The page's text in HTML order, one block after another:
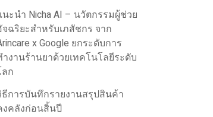
นะนำ Nicha AI – นวัตกรรมผู้ช่วย
จฉริยะสำหรับเภสัชกร จาก
x Google ยกระดับการ
งานร้านยาด้วยเทคโนโลยีระดับ
ก
การบันทึกรายงานสรุปสินค้า
งคลังก่อนสิ้นปี